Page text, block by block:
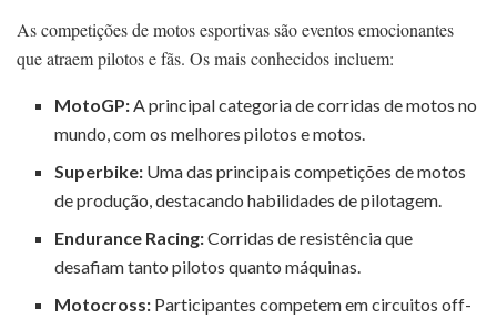
As competições de motos esportivas são eventos emocionantes
que atraem pilotos e fãs. Os mais conhecidos incluem:
MotoGP:A principal categoria de corridas de motos no
mundo, com os melhores pilotos e motos.
Superbike: Uma das principais competições de motos
de produção, destacando habilidades de pilotagem.
Endurance Racing:Corridas de resistência que
desafiam tanto pilotos quanto máquinas.
Motocross: Participantes competem em circuitos off-